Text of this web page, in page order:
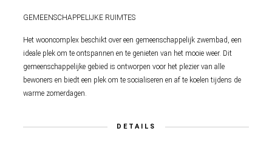
GEMEENSCHAPPELIJKE RUIMTES
Het wooncomplex beschikt over een gemeenschappelijk zwembad, een
ideale plek om te ontspannen en te genieten van het mooie weer. Dit
gemeenschappelijke gebied is ontworpen voor het plezier van alle
bewoners en biedt een plek om te socialiseren en af te koelen tijdens de
warme zomerdagen.
DETAILS